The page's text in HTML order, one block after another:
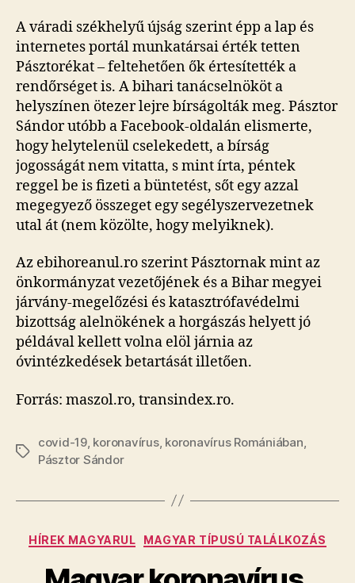
A váradi székhelyű újság szerint épp a lap és
internetes portál munkatársai érték tetten
Pásztorékat – feltehetően ők értesítették a
rendőrséget is. A bihari tanácselnököt a
helyszínen ötezer lejre bírságolták meg. Pásztor
Sándor utóbb a Facebook-oldalán elismerte,
hogy helytelenül cselekedett, a bírság
jogosságát nem vitatta, s mint írta, péntek
reggel be is fizeti a büntetést, sőt egy azzal
megegyező összeget egy segélyszervezetnek
utal át (nem közölte, hogy melyiknek).
Az ebihoreanul.ro szerint Pásztornak mint az
önkormányzat vezetőjének és a Bihar megyei
járvány-megelőzési és katasztrófavédelmi
bizottság alelnökének a horgászás helyett jó
példával kellett volna elöl járnia az
óvintézkedések betartását illetően.
Forrás: maszol.ro, transindex.ro.
Tags
covid-19, koronavírus, koronavírus Romániában
Pásztor Sándor
Categories
HÍREK MAGYARUL MAGYAR TÍPUSÚ TALÁLKOZÁS